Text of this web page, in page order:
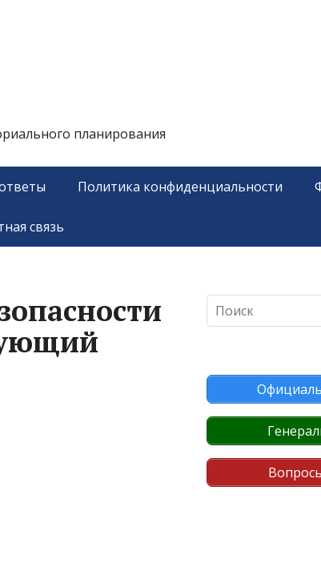
планирования
Политика конфиденциальности
связь